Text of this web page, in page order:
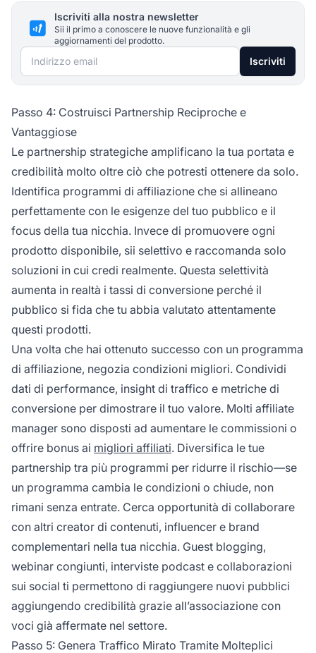
Iscriviti alla nostra newsletter
Sii il primo a conoscere le nuove funzionalità e gli
aggiornamenti del prodotto.
Indirizzo email Iscriviti
Passo 4: Costruisci Partnership Reciproche e
Vantaggiose
Le partnership strategiche amplificano la tua portata e
credibilità molto oltre ciò che potresti ottenere da solo.
Identifica programmi di affiliazione che si allineano
perfettamente con le esigenze del tuo pubblico e il
focus della tua nicchia. Invece di promuovere ogni
prodotto disponibile, sii selettivo e raccomanda solo
soluzioni in cui credi realmente. Questa selettività
aumenta in realtà i tassi di conversione perché il
pubblico si fida che tu abbia valutato attentamente
questi prodotti.
Una volta che hai ottenuto successo con un programma
di affiliazione, negozia condizioni migliori. Condividi
dati di performance, insight di traffico e metriche di
conversione per dimostrare il tuo valore. Molti affiliate
manager sono disposti ad aumentare le commissioni o
offrire bonus ai migliori affiliati. Diversifica le tue
partnership tra più programmi per ridurre il rischio—se
un programma cambia le condizioni o chiude, non
rimani senza entrate. Cerca opportunità di collaborare
con altri creator di contenuti, influencer e brand
complementari nella tua nicchia. Guest blogging,
webinar congiunti, interviste podcast e collaborazioni
sui social ti permettono di raggiungere nuovi pubblici
aggiungendo credibilità grazie all’associazione con
voci già affermate nel settore.
Passo 5: Genera Traffico Mirato Tramite Molteplici